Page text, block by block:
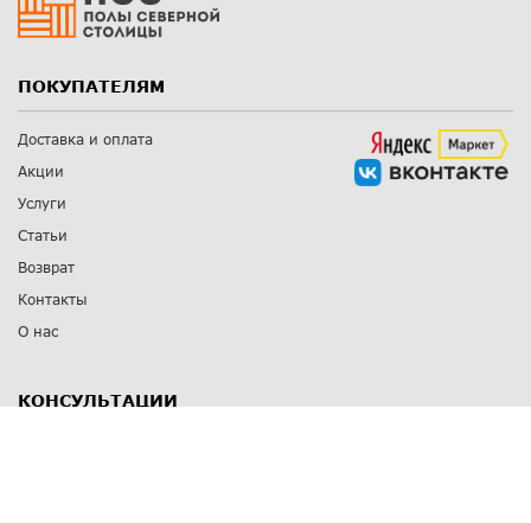
ПОКУПАТЕЛЯМ
Доставка и оплата
Акции
Услуги
Статьи
Возврат
Контакты
О нас
КОНСУЛЬТАЦИИ